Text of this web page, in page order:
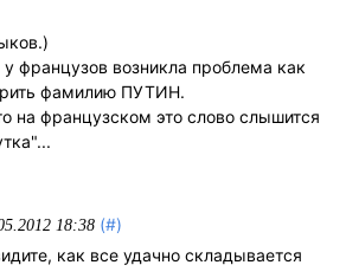
французов возникла проблема как
фамилию ПУТИН.
на французском это слово слышится
18:38 (#)
как все удачно складывается